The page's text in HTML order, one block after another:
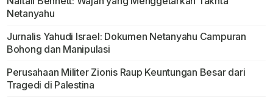
Netanyahu
Jurnalis Yahudi Israel: Dokumen Netanyahu Campuran
Bohong dan Manipulasi
Perusahaan Militer Zionis Raup Keuntungan Besar dari
Tragedi di Palestina